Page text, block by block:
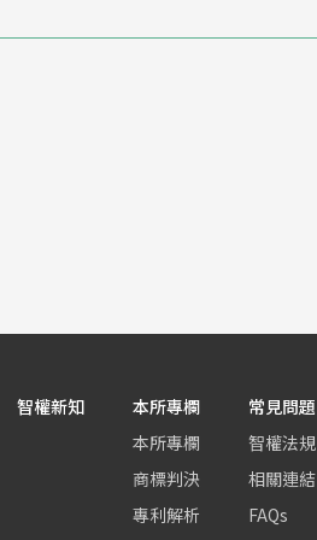
智權新知
本所專欄
本所專欄
商標判決
專利解析
常見問題
智權法規
相關連結
FAQs